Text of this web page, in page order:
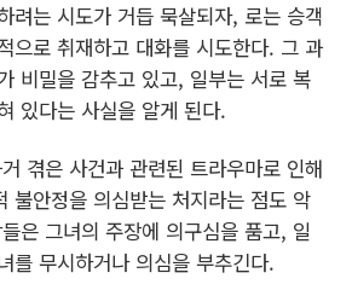
려는 시도가 거듭 묵살되자, 로는 승객
으로 취재하고 대화를 시도한다. 그 과
비밀을 감추고 있고, 일부는 서로 복
있다는 사실을 알게 된다.
겪은 사건과 관련된 트라우마로 인해
불안정을 의심받는 처지라는 점도 악
은 그녀의 주장에 의구심을 품고, 일
를 무시하거나 의심을 부추긴다.